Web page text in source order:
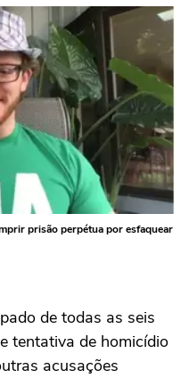
prisão perpétua por esfaquear
de todas as seis
tentativa de homicídio
acusações